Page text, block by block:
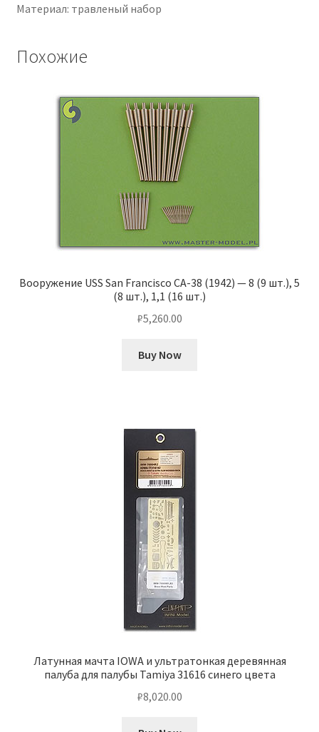
Материал: травленый набор
Похожие
Вооружение USS San Francisco CA-38 (1942) — 8 (9 шт.), 5
(8 шт.), 1,1 (16 шт.)
₽5,260.00
Buy Now
Латунная мачта IOWA и ультратонкая деревянная
палуба для палубы Tamiya 31616 синего цвета
₽8,020.00